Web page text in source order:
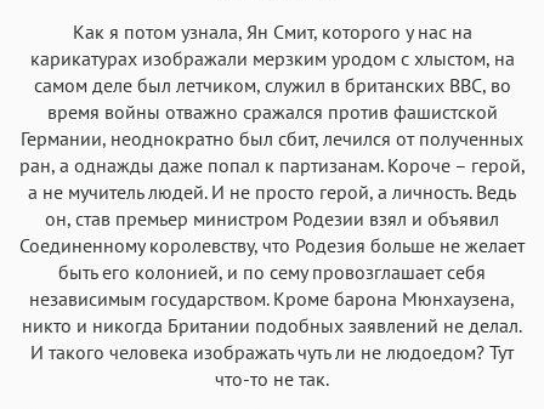
Как я потом узнала, Ян Смит, которого у нас на
карикатурах изображали мерзким уродом с хлыстом, на
самом деле был летчиком, служил в британских ВВС, во
время войны отважно сражался против фашистской
Германии, неоднократно был сбит, лечился от полученных
ран, а однажды даже попал к партизанам. Короче – герой,
а не мучитель людей. И не просто герой, а личность. Ведь
он, став премьер министром Родезии взял и объявил
Соединенному королевству, что Родезия больше не желает
быть его колонией, и по сему провозглашает себя
независимым государством. Кроме барона Мюнхаузена,
никто и никогда Британии подобных заявлений не делал.
И такого человека изображать чуть ли не людоедом? Тут
что-то не так.